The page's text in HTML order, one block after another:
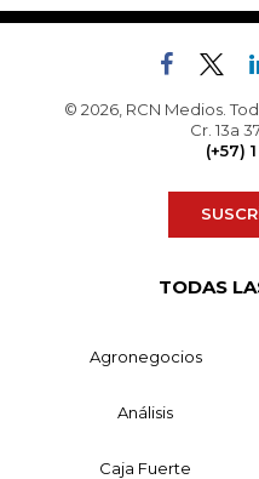
© 2026, RCN Medios.
Cr. 13a
(+57)
TODAS
Agronegocios
Análisis
Caja Fuerte